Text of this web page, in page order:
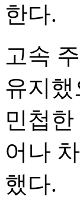
한다.
고속
유지
민첩
어나
했다.